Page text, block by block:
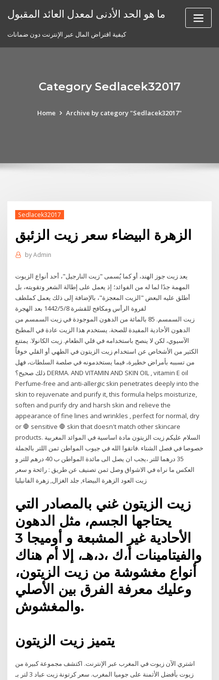
ما هو الحد الأدنى لمعدل العائد المقبول
كيفية اقتراض المال عبر الإنترنت دون ضمانات
Category Sedlacek32017
Home Archive by category "Sedlacek32017"
Sedlacek32017
الزهرة البيضاء سعر زيت الزئبق
byAdmin
يعد زيت جوز الهند، أو كما يُسمى "زيت النارجيل"، أحد أنواع الزيوت
المهمة جدًا لما له من الفوائد؛ إذ يعمل على إطالة الشعر وتقويته، بل
أطلق عليه البعض "الزيت المعجزة"، بالإضافة إلى ذلك يعمل كملطف
لفروة الرأس ومكافح للقشرة 8‏‏/5‏‏/1442 بعد الهجرة
زيت السمسم. 85 بالمائة من الدهون الموجودة في زيت السمسم من
الدهون الأحادية المفيدة للصحة. يستخدم هذا الزيت عادة في المطبخ
الآسيوي، لكن لا ينصح باستخدامه في قلي الطعام. زيت الكانولا. يمتنع
الكثير من الأشخاص عن استخدام زيت الزيتون في الطهي أو القلي خوفاً
من تسببه بأمراض خطيرة، فيما يستخدمونه في صلصة السلطات، فهل
ذلك صحيح؟ DERMA. AND VITAMIN AND SKIN OIL , vitamin E oil
Perfume-free and anti-allergic skin penetrates deeply into the
skin to rejuvenate and purify it, this formula helps moisturize,
soften and purify dry and harsh skin and relieve the
appearance of fine lines and wrinkles , perfect for normal, dry
or 🛑 sensitive 🛑 skin that doesn't match other skincare
products. السلام عليكم زيت الزيتون مادة اساسية في الموائد المغربية
خصوصا في فصل الشتاء .فاتقوا الله في جيوب المواطن ثمن اللتر بالجملة
35 درهما للتر ،يجب ان يصل الى مائدة المواطن ب 40 درهم للتر و
العكس ما نراه في الاشواق وصل ثمن تصنيف عن طريق : رائحة و سعر
زيت العود الزهرة البيضاء, جلد الغزال, زهرة الفانيليا
زيت الزيتون غني بالمصادر التي
يحتاجها الجسم، مثل الدهون
الأحادية غير المشبعة و أوميجا 3
والفيتامينات أ،ك ،د،هـ، إلا أم هناك
أنواع مغشوشة من زيت الزيتون،
وعليك معرفة الفرق بين الأصلي
والمغشوش.
يتميز زيت الزيتون
اشتري الآن زيوت في المغرب عبر الإنترنت. اكتشف مجموعة كبيرة من
زيوت بأفضل الأثمنة على جوميا المغرب. سعر كرتونة زيت عباد 3 لتر بـ